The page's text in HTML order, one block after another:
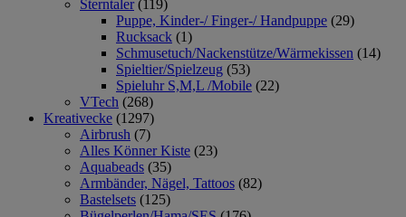
Sterntaler (119)
Puppe, Kinder-/ Finger-/ Handpuppe (29)
Rucksack (1)
Schmusetuch/Nackenstütze/Wärmekissen (14)
Spieltier/Spielzeug (53)
Spieluhr S,M,L /Mobile (22)
VTech (268)
Kreativecke (1297)
Airbrush (7)
Alles Könner Kiste (23)
Aquabeads (35)
Armbänder, Nägel, Tattoos (82)
Bastelsets (125)